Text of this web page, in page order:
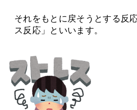
それをもとに戻そうとする反
ス反応」といいます。